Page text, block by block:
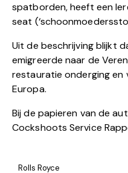
spatborden, heeft een
seat
Uit de beschrijving blijkt
emigreerde naar de
restauratie onderging en
Europa.
Bij de papieren van de
Cockshoots Service
Rolls Royce